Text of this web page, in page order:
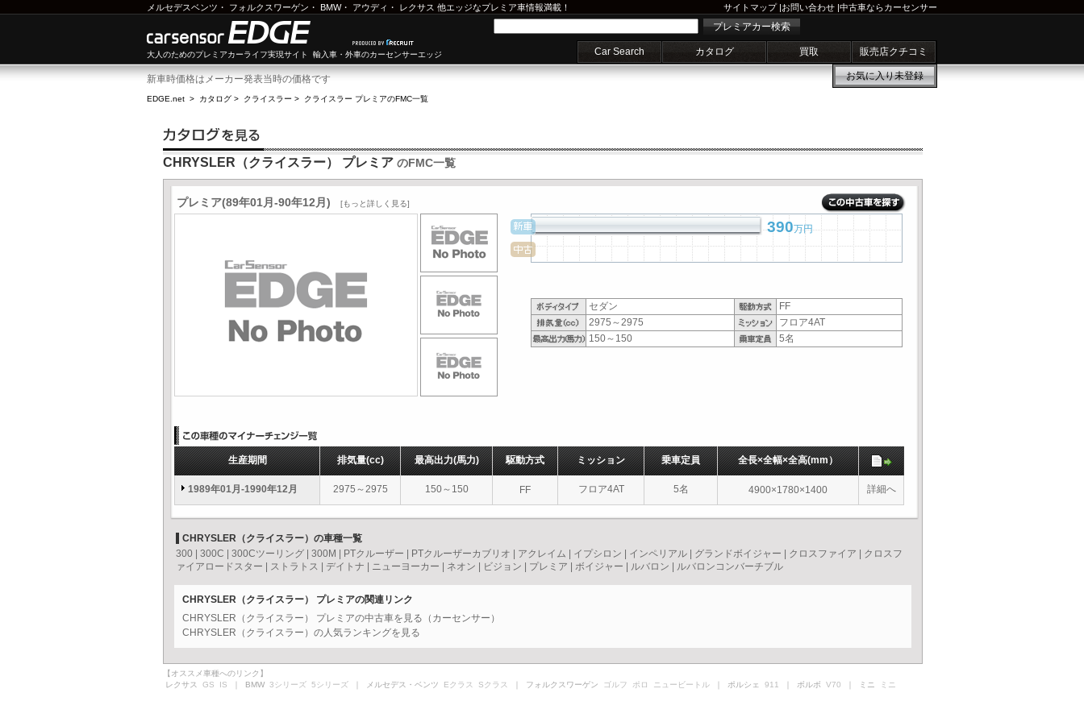
メルセデスベンツ ・ フォルクスワーゲン ・ BMW・ アウディ ・ レクサス 他エッジなプレミア車情報満載！ サイトマップ|お問い合わせ |中古車ならカーセンサー
大人のためのプレミアカーライフ実現サイト 輸入車・外車のカーセンサーエッジ
プレミアカー検索
Car Search カタログ 買取 販売店クチコミ
お気に入り未登録
新車時価格はメーカー発表当時の価格です
EDGE.net > カタログ > クライスラー > クライスラー プレミアのFMC一覧
CHRYSLER（クライスラー） プレミア のFMC一覧
プレミア(89年01月-90年12月) [もっと詳しく見る]
390万円
セダン
FF
2975～2975
フロア4AT
150～150
5名
生産期間 排気量(cc) 最高出力(馬力) 駆動方式 ミッション 乗車定員 全長×全幅×全高(mm）
1989年01月-1990年12月 2975～2975 150～150 FF フロア4AT 5名 4900×1780×1400 詳細へ
CHRYSLER（クライスラー）の車種一覧
300
300C 300Cツーリング 300M PTクルーザー PTクルーザーカブリオ アクレイム イプシロン インペリアル グランドボイジャー クロスファイア
クロスフ
ァイアロードスター
ストラトス デイトナ ニューヨーカー ネオン ビジョン プレミア ボイジャー ルバロン ルバロンコンバーチブル
CHRYSLER（クライスラー） プレミアの関連リンク
CHRYSLER（クライスラー） プレミアの中古車を見る（カーセンサー）
CHRYSLER（クライスラー）の人気ランキングを見る
【オススメ車種へのリンク】
レクサス GS IS ｜ BMW 3シリーズ 5シリーズ ｜ メルセデス・ベンツ Eクラス Sクラス ｜ フォルクスワーゲン ゴルフ ポロ ニュービートル ｜ ポルシェ 911 ｜ ボルボ V70 ｜ ミニ ミニ